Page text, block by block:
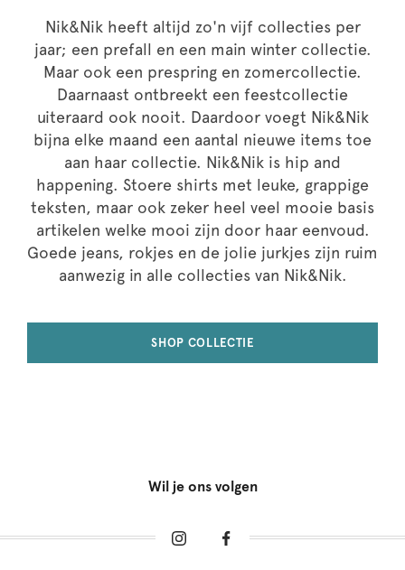
Nik&Nik heeft altijd zo'n vijf collecties per
jaar; een prefall en een main winter collectie.
Maar ook een prespring en zomercollectie.
Daarnaast ontbreekt een feestcollectie
uiteraard ook nooit. Daardoor voegt Nik&Nik
bijna elke maand een aantal nieuwe items toe
aan haar collectie. Nik&Nik is hip and
happening. Stoere shirts met leuke, grappige
teksten, maar ook zeker heel veel mooie basis
artikelen welke mooi zijn door haar eenvoud.
Goede jeans, rokjes en de jolie jurkjes zijn ruim
aanwezig in alle collecties van Nik&Nik.
SHOP COLLECTIE
Wil je ons volgen